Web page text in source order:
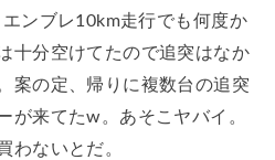
ンブレ10km走行でも何度か
十分空けてたので追突はなか
案の定、帰りに複数台の追突
が来てたw。あそこヤバイ。
わないとだ。